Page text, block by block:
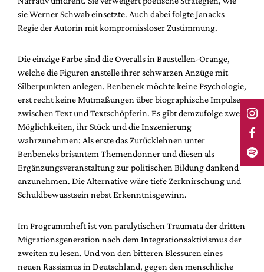
sie Werner Schwab einsetzte. Auch dabei folgte Janacks
Regie der Autorin mit kompromissloser Zustimmung.
Die einzige Farbe sind die Overalls in Baustellen-Orange,
welche die Figuren anstelle ihrer schwarzen Anzüge mit
Silberpunkten anlegen. Benbenek möchte keine Psychologie,
erst recht keine Mutmaßungen über biographische Impulse
zwischen Text und Textschöpferin. Es gibt demzufolge zwei
Möglichkeiten, ihr Stück und die Inszenierung
wahrzunehmen: Als erste das Zurücklehnen unter
Benbeneks brisantem Themendonner und diesen als
Ergänzungsveranstaltung zur politischen Bildung dankend
anzunehmen. Die Alternative wäre tiefe Zerknirschung und
Schuldbewusstsein nebst Erkenntnisgewinn.
Im Programmheft ist von paralytischen Traumata der dritten
Migrationsgeneration nach dem Integrationsaktivismus der
zweiten zu lesen. Und von den bitteren Blessuren eines
neuen Rassismus in Deutschland, gegen den menschliche